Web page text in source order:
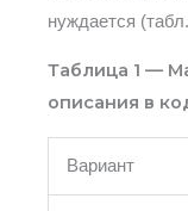
нуждается
Таблица 1 —
описания в
Вариант